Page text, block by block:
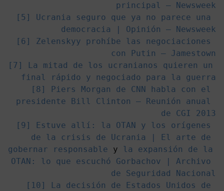
principal – Newsweek
[5] Ucrania seguro que ya no parece una
democracia | Opinión – Newsweek
[6] Zelenskyy prohíbe las negociaciones
con Putin – Jamestown
[7]
La ​​mitad de los ucranianos quieren un
final rápido y negociado para la guerra
[8]
Piers Morgan de CNN habla con el
presidente Bill Clinton – Reunión anual
de CGI 2013
[9]
Estuve allí: la OTAN y los orígenes
de la crisis de Ucrania | El arte de
gobernar responsable y la expansión de la
OTAN: lo que escuchó Gorbachov | Archivo
de Seguridad Nacional
[10]
La decisión de Estados Unidos de